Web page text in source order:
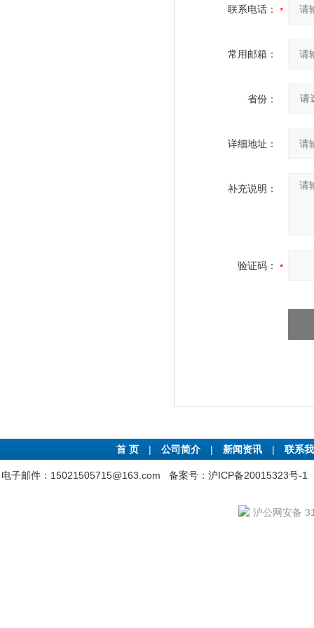
联系电话：
常用邮箱：
省份：
详细地址：
补充说明：
验证码：
首 页 | 公司简介 | 新闻资讯 | 联系
电子邮件：15021505715@163.com 备案号：沪ICP备20015323号-1
沪公网安备